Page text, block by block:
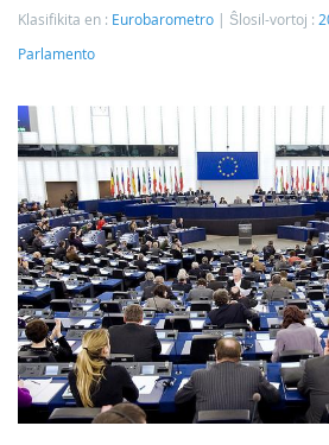
Klasifikita en : Eurobarometro Ŝlosil-vortoj :
Parlamento